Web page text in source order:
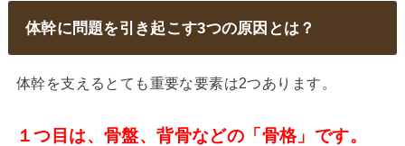
体幹に問題を引き起こす3つの原因とは？
体幹を支えるとても重要な要素は2つあります。
１つ目は、骨盤、背骨などの「骨格」です。